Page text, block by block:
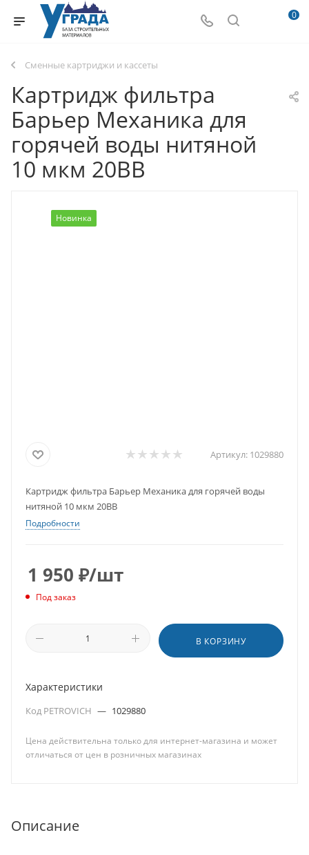
0
Сменные картриджи и кассеты
Картридж фильтра
Барьер Механика для
горячей воды нитяной
10 мкм 20BB
Новинка
Артикул: 1029880
Картридж фильтра Барьер Механика для горячей воды
нитяной 10 мкм 20BB
Подробности
1 950 ₽/шт
Под заказ
В КОРЗИНУ
Характеристики
Код PETROVICH — 1029880
Цена действительна только для интернет-магазина и может
отличаться от цен в розничных магазинах
Описание